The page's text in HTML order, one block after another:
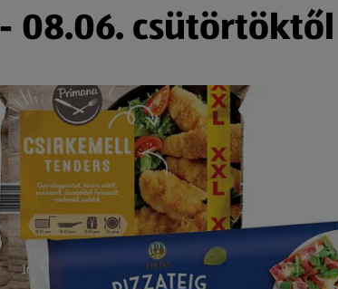
- 08.06. csütörtöktől